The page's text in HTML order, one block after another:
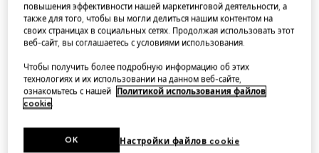
Солнцезащитные очки в прямоугольной оправе
Вариантыкоричневый
повышения эффективности нашей маркетинговой деятельности, а
также для того, чтобы вы могли делиться нашим контентом на
своих страницах в социальных сетях. Продолжая использовать этот
веб-сайт, вы соглашаетесь с условиями использования.
Чтобы получить более подробную информацию об этих
технологиях и их использовании на данном веб-сайте,
ознакомьтесь с нашей
Политикой использования файлов
cookie.
Настройки файлов cookie
OK